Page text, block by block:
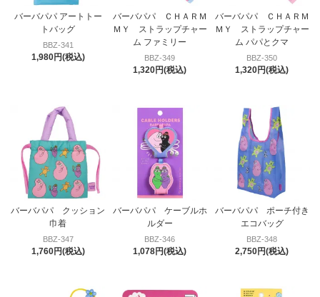
バーバパパ アートトー
トバッグ
BBZ-341
1,980円(税込)
バーバパパ ＣＨＡＲＭ
ＭＹ ストラップチャー
ム ファミリー
BBZ-349
1,320円(税込)
バーバパパ ＣＨＡＲＭ
ＭＹ ストラップチャー
ム パパとクマ
BBZ-350
1,320円(税込)
バーバパパ クッション
巾着
BBZ-347
1,760円(税込)
バーバパパ ケーブルホ
ルダー
BBZ-346
1,078円(税込)
バーバパパ ポーチ付き
エコバッグ
BBZ-348
2,750円(税込)